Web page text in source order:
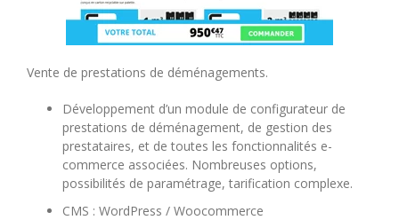
Vente de prestations de déménagements.
Développement d’un module de configurateur de
prestations de déménagement, de gestion des
prestataires, et de toutes les fonctionnalités e-
commerce associées. Nombreuses options,
possibilités de paramétrage, tarification complexe.
CMS : WordPress / Woocommerce